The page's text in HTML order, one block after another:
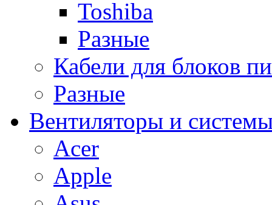
Toshiba
Разные
Кабели для блоков
Разные
Вентиляторы и
Acer
Apple